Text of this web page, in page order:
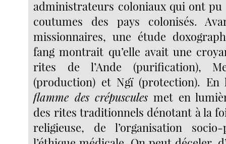
administrateurs coloniaux qui ont pu
coutumes des pays colonisés.
missionnaires, une étude
fang montrait qu’elle avait une
rites de l’Ande (purification),
(production) et Ngï (protection). En
flamme des crépusculesmet en
des rites traditionnels dénotant à la
religieuse, de l’organisation